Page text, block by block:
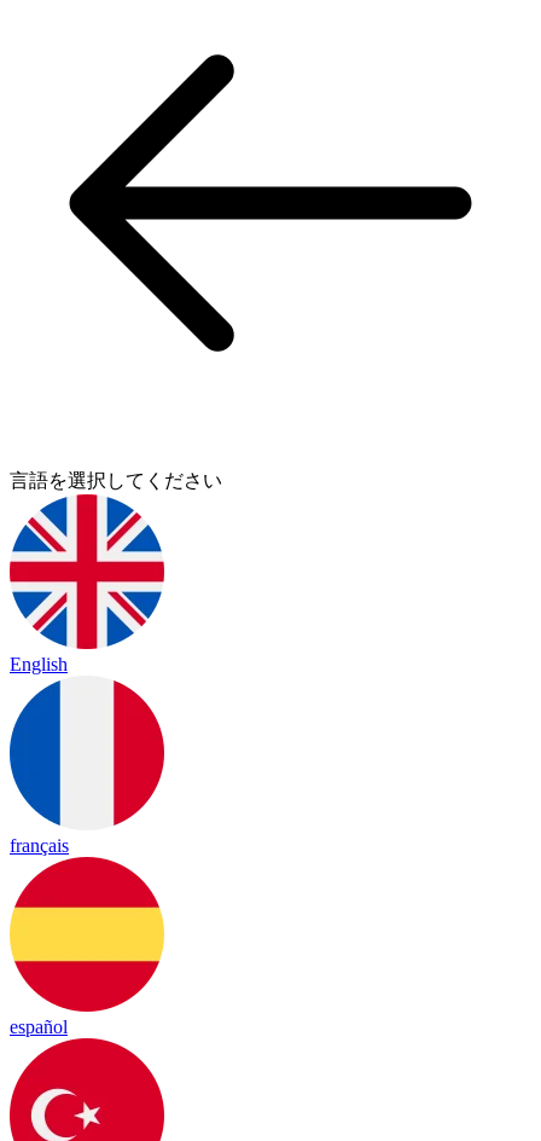
言語を選択してください
English
français
español